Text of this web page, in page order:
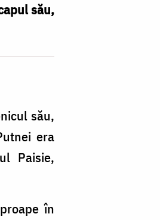
său,
său,
era
Paisie,
în